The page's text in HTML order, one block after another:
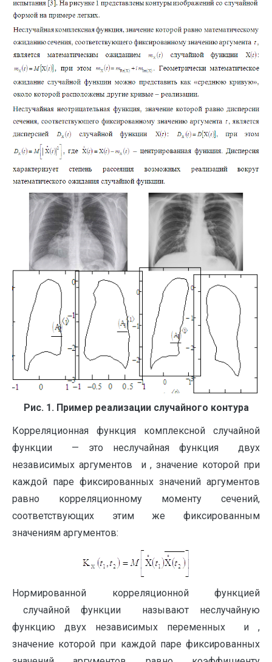
Рис. 1. Пример реализации случайного контура
Корреляционная функция комплексной случайной
функции — это неслучайная функция двух
независимых аргументов и , значение которой при
каждой паре фиксированных значений аргументов
равно корреляционному моменту сечений,
соответствующих этим же фиксированным
значениям аргументов:
Нормированной корреляционной функцией
случайной функции называют неслучайную
функцию двух независимых переменных и ,
значение которой при каждой паре фиксированных